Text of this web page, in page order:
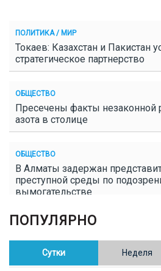
ПОЛИТИКА / МИР
Токаев: Казахстан и Пакистан
стратегическое партнерство
ОБЩЕСТВО
Пресечены факты незаконной
азота в столице
ОБЩЕСТВО
В Алматы задержан
преступной среды по
вымогательстве
ОБЩЕСТВО
Полицейские пресекли
конопли в Таразе
ПОПУЛЯРНО
Сутки Неделя